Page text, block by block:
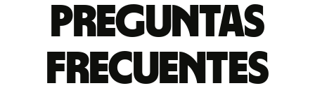
Preguntas
frecuentes